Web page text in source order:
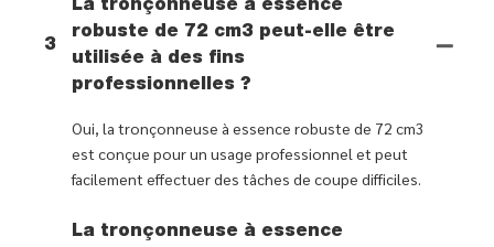
3
La tronçonneuse à essence
robuste de 72 cm3 peut-elle être
utilisée à des fins
professionnelles ?
Oui, la tronçonneuse à essence robuste de 72 cm3
est conçue pour un usage professionnel et peut
facilement effectuer des tâches de coupe difficiles.
La tronçonneuse à essence